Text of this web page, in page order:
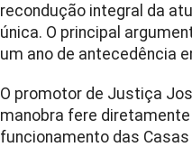
recondução integral da
única. O principal
um ano de antecedência
O promotor de Justiça
manobra fere
funcionamento das